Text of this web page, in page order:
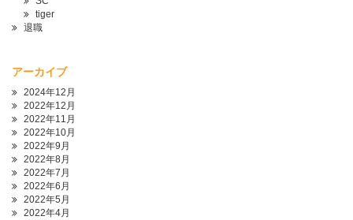
tiger
退職
アーカイブ
2024年12月
2022年12月
2022年11月
2022年10月
2022年9月
2022年8月
2022年7月
2022年6月
2022年5月
2022年4月